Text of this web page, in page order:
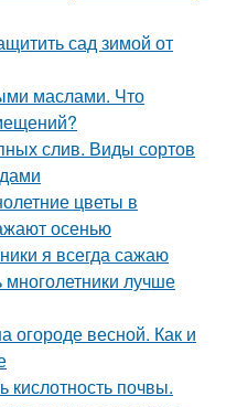
сад зимой от
маслами. Что
слив. Виды сортов
цветы в
осенью
я всегда сажаю
лучше
огороде весной. Как и
кислотность почвы.